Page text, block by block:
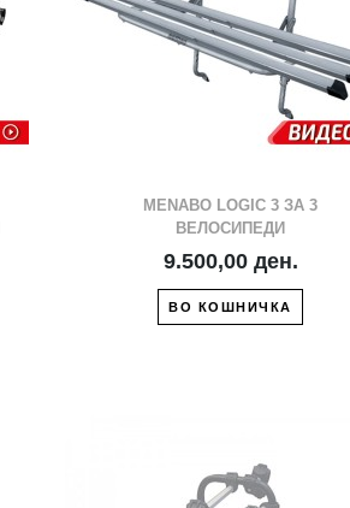
MENABO LOGIC 3 ЗА 3
ВЕЛОСИПЕДИ
9.500,00 ден.
ВО КОШНИЧКА
ВО ЛИСТА СО ЖЕЛБИ
СПОРЕДИ СО ДРУГ